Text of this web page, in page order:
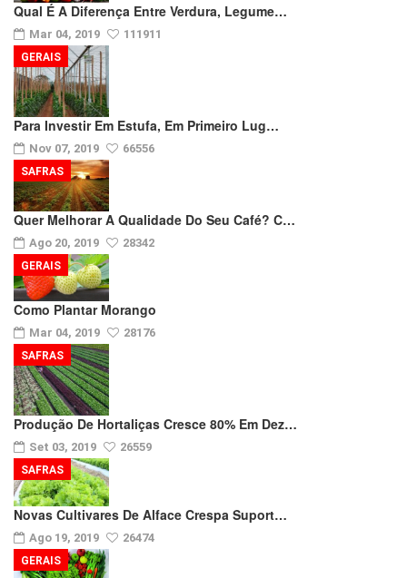
Qual É A Diferença Entre Verdura, Legume…
Mar 04, 2019 111911
Para Investir Em Estufa, Em Primeiro Lug…
Nov 07, 2019 66556
GERAIS
Quer Melhorar A Qualidade Do Seu Café? C…
Ago 20, 2019 28342
SAFRAS
Como Plantar Morango
Mar 04, 2019 28176
GERAIS
Produção De Hortaliças Cresce 80% Em Dez…
Set 03, 2019 26559
SAFRAS
Novas Cultivares De Alface Crespa Suport…
Ago 19, 2019 26474
SAFRAS
GERAIS